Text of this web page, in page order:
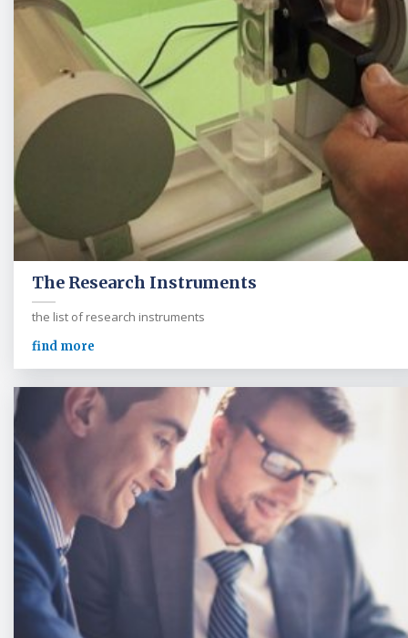
The Research Instruments
the list of research instruments
find more